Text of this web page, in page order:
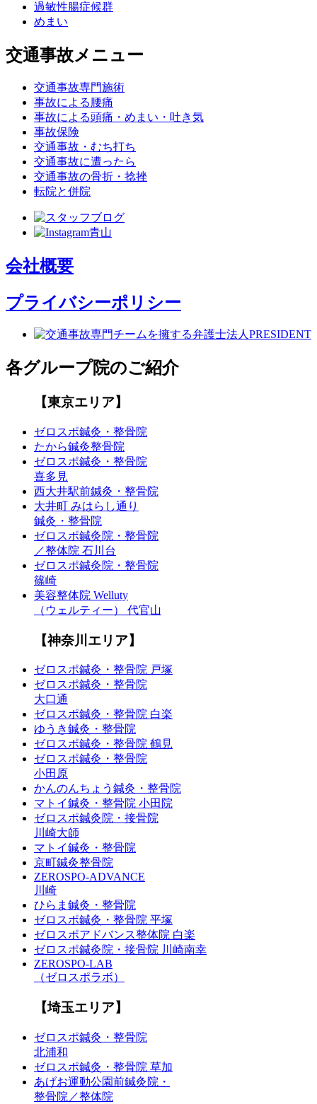
過敏性腸症候群
めまい
交通事故メニュー
交通事故専門施術
事故による腰痛
事故による頭痛・めまい・吐き気
事故保険
交通事故・むち打ち
交通事故に遭ったら
交通事故の骨折・捻挫
転院と併院
会社概要
プライバシーポリシー
各グループ院のご紹介
【東京エリア】
ゼロスポ鍼灸・整骨院
たから鍼灸整骨院
ゼロスポ鍼灸・整骨院
喜多見
西大井駅前鍼灸・整骨院
大井町 みはらし通り
鍼灸・整骨院
ゼロスポ鍼灸院・整骨院
／整体院 石川台
ゼロスポ鍼灸院・整骨院
篠崎
美容整体院 Welluty
（ウェルティー） 代官山
【神奈川エリア】
ゼロスポ鍼灸・整骨院 戸塚
ゼロスポ鍼灸・整骨院
大口通
ゼロスポ鍼灸・整骨院 白楽
ゆうき鍼灸・整骨院
ゼロスポ鍼灸・整骨院 鶴見
ゼロスポ鍼灸・整骨院
小田原
かんのんちょう鍼灸・整骨院
マトイ鍼灸・整骨院 小田院
ゼロスポ鍼灸院・接骨院
川崎大師
マトイ鍼灸・整骨院
京町鍼灸整骨院
ZEROSPO-ADVANCE
川崎
ひらま鍼灸・整骨院
ゼロスポ鍼灸・整骨院 平塚
ゼロスポアドバンス整体院 白楽
ゼロスポ鍼灸院・接骨院 川崎南幸
ZEROSPO-LAB
（ゼロスポラボ）
【埼玉エリア】
ゼロスポ鍼灸・整骨院
北浦和
ゼロスポ鍼灸・整骨院 草加
あげお運動公園前鍼灸院・
整骨院／整体院